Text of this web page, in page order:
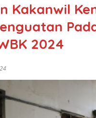
Kakanwil
2024